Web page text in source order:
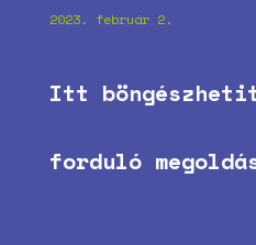
2023. február 2.
Itt
forduló